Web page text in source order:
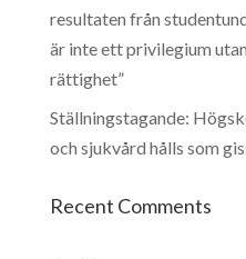
resultaten från
är inte ett privilegium
rättighet”
Ställningstagande:
och sjukvård hålls som
Recent Comments